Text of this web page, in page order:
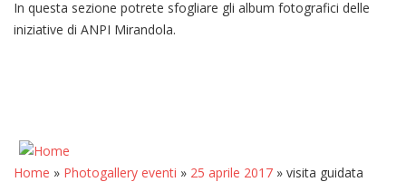
In questa sezione potrete sfogliare gli album fotografici delle
iniziative di ANPI Mirandola.
Home » Photogallery eventi » 25 aprile 2017 » visita guidata